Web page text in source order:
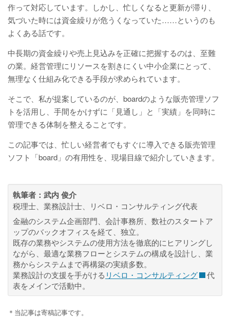
作って対応しています。しかし、忙しくなると更新が滞り、
気づいた時には資金繰りが危うくなっていた……というのも
よくある話です。
中長期の資金繰りや売上見込みを正確に把握するのは、至難
の業。経営管理にリソースを割きにくい中小企業にとって、
無理なく仕組み化できる手段が求められています。
そこで、私が提案しているのが、boardのような販売管理ソフ
トを活用し、手間をかけずに「見通し」と「実績」を同時に
管理できる体制を整えることです。
この記事では、忙しい経営者でもすぐに導入できる販売管理
ソフト「board」の有用性を、現場目線で紹介していきます。
執筆者： 武内 俊介
税理士、業務設計士、リベロ・コンサルティング代表
金融のシステム企画部門、会計事務所、数社のスタートア
ップのバックオフィスを経て、独立。
既存の業務やシステムの使用方法を徹底的にヒアリングし
ながら、最適な業務フローとシステムの構成を設計し、業
務からシステムまで再構築の実績多数。
業務設計の支援を手がける リベロ・コンサルティング
代
表をメインで活動中。
＊当記事は寄稿記事です。